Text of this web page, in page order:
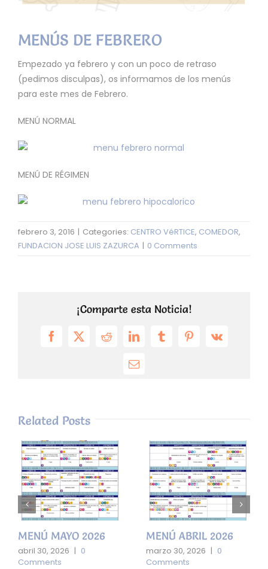
MENÚS DE FEBRERO
Empezado ya febrero y con un poco de retraso
(pedimos disculpas), os informamos de los menús
para este mes de Febrero.
MENÚ NORMAL
MENÚ DE RÉGIMEN
febrero 3, 2016 | Categories: CENTRO VéRTICE, COMEDOR,
FUNDACION JOSE LUIS ZAZURCA | 0 Comments
¡Comparte esta Noticia!
Facebook
X RedditLinkedInTumblrPinterest
Vk
Email
Related Posts
MENÚ MAYO 2026
abril 30, 2026 | 0
Comments
MENÚ ABRIL 2026
marzo 30, 2026 | 0
Comments